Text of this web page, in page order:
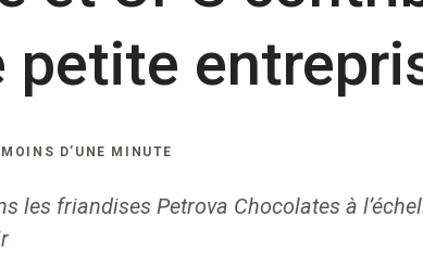
petite
MOINS D’UNE MINUTE
les friandises Petrova Chocolates à